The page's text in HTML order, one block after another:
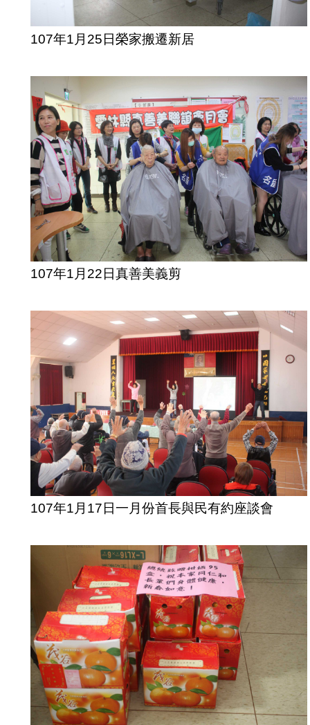
107年1月25日榮家搬遷新居
107年1月22日真善美義剪
107年1月17日一月份首長與民有約座談會